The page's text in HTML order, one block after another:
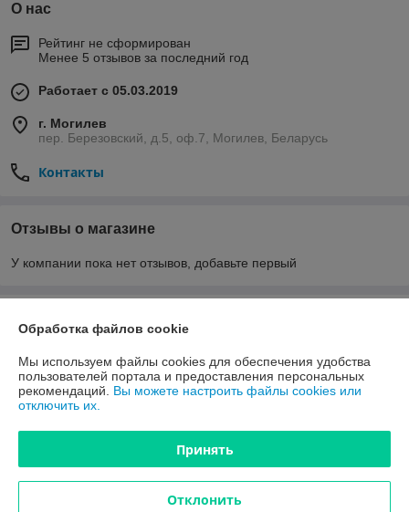
О нас
Рейтинг не сформирован
Менее 5 отзывов за последний год
Работает с 05.03.2019
г. Могилев
пер. Березовский, д.5, оф.7, Могилев, Беларусь
Контакты
Отзывы о магазине
У компании пока нет отзывов, добавьте первый
Контакты
Доставка и оплата
Политика обработки cookies
Обработка файлов cookie
Мы используем файлы cookies для обеспечения удобства
пользователей портала и предоставления персональных
рекомендаций. Вы можете настроить файлы cookies или
отключить их.
Принять
Отклонить